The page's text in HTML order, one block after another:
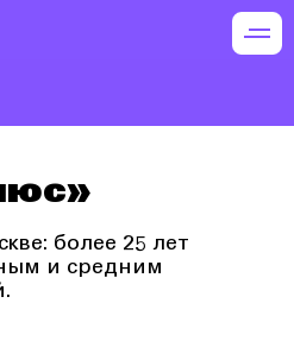
более 25 лет
и средним